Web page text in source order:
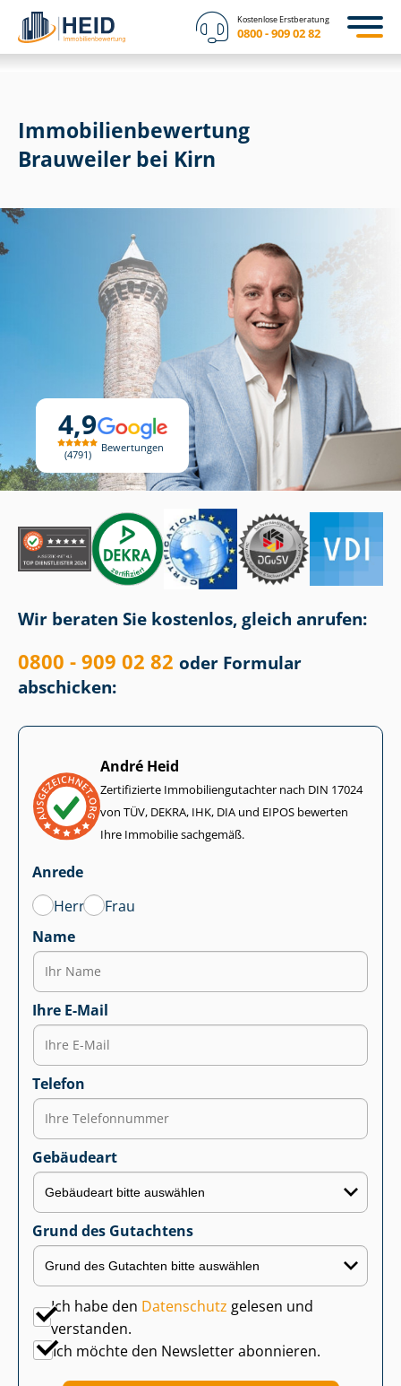
Kostenlose Erstberatung
0800 - 909 02 82
4,9
4791
Bewertungen
Immobilien­bewertung
Brauweiler bei Kirn
Wir beraten Sie kostenlos, gleich anrufen:
0800 - 909 02 82 oder Formular
abschicken:
André Heid
Zertifizierte Im­mo­bi­li­en­gut­ach­ter nach DIN 17024
von TÜV, DEKRA, IHK, DIA und EIPOS bewerten
Ihre Immobilie sachgemäß.
Anrede
Herr
Frau
Name
Ihre E-Mail
Telefon
Gebäudeart
Grund des Gutachtens
Ich habe den Datenschutz gelesen und
verstanden.
Ich möchte den Newsletter abonnieren.